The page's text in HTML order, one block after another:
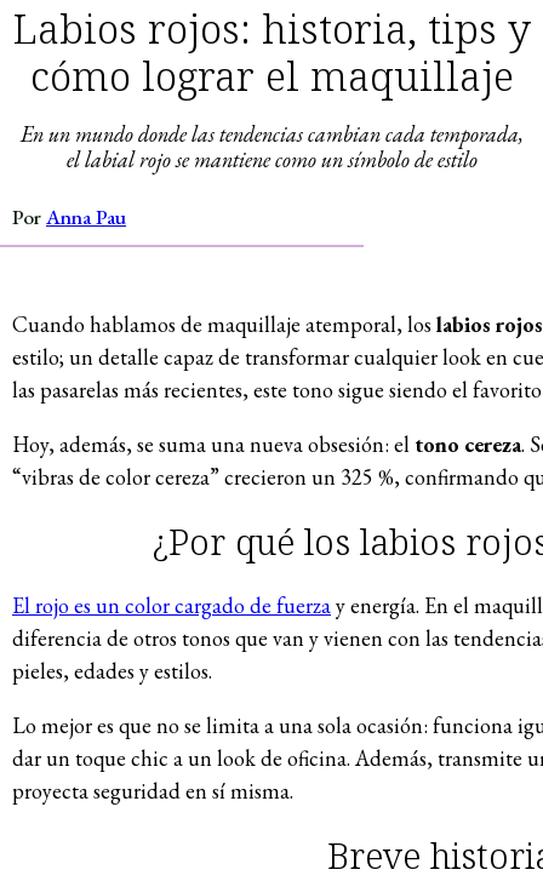
Labios rojos: historia, tips y
cómo lograr el maquillaje
En un mundo donde las tendencias cambian cada temporada,
el labial rojo se mantiene como un símbolo de estilo
PorAnna Pau
Cuando hablamos de maquillaje atemporal, los labios rojos
estilo; un detalle capaz de transformar cualquier look en
las pasarelas más recientes, este tono sigue siendo el
Hoy, además, se suma una nueva obsesión: el tono cereza.
“vibras de color cereza” crecieron un 325 %, confirmando
¿Por qué los labios
El rojo es un color cargado de fuerzay energía. En el
diferencia de otros tonos que van y vienen con las
pieles, edades y estilos.
Lo mejor es que no se limita a una sola ocasión: funciona
dar un toque chic a un look de oficina. Además, transmite
proyecta seguridad en sí misma.
Breve